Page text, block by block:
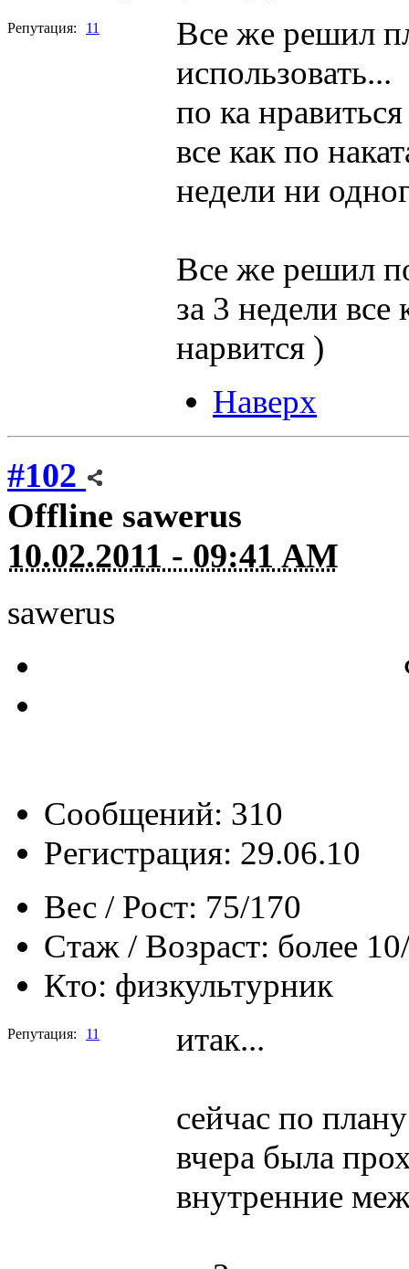
Репутация: 11
Все же решил
использовать...
по ка
все как по
недели ни
Все же решил
за 3 недели все
нарвится )
Наверх
#102
Offline sawerus
10.02.2011 - 09:41 AM
sawerus
Сообщений: 310
Регистрация: 29.06.10
Вес / Рост: 75/170
Стаж / Возраст: более
Кто: физкультурник
Репутация: 11 итак...
сейчас по
вчера была
внутренние